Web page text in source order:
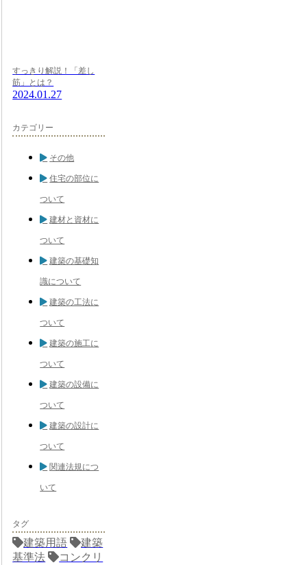
すっきり解説！「差し
筋」とは？
2024.01.27
カテゴリー
その他
住宅の部位に
ついて
建材と資材に
ついて
建築の基礎知
識について
建築の工法に
ついて
建築の施工に
ついて
建築の設備に
ついて
建築の設計に
ついて
関連法規につ
いて
タグ
建築用語
建築
基準法
コンクリ